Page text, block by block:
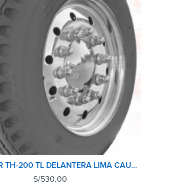
6.00-14 8PR TH-200 TL DELANTERA LIMA CAUCHO
S/530.00